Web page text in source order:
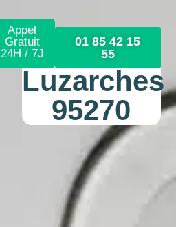
Appel
Gratuit
24H / 7J
01 85 42 15
55
Luzarches
95270